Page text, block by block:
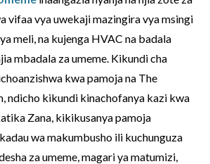
vifaa vya uwekaji mazingira vya msingi
meli, na kujenga HVAC na badala
mbadala za umeme. Kikundi cha
kwa pamoja na The
ndicho kikundi kinachofanya kazi kwa
Zana, kikikusanya pamoja
wa makumbusho ili kuchunguza
za umeme, magari ya matumizi,